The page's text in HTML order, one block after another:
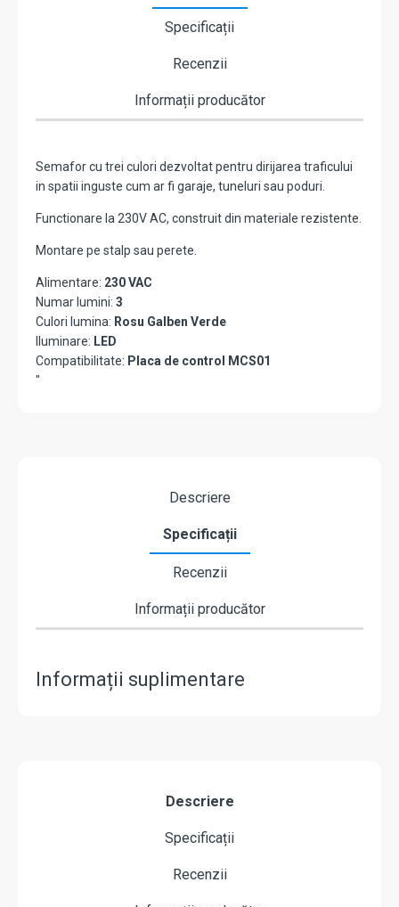
Specificații
Recenzii
Informații producător
Semafor cu trei culori dezvoltat pentru dirijarea traficului
in spatii inguste cum ar fi garaje, tuneluri sau poduri.
Functionare la 230V AC, construit din materiale rezistente.
Montare pe stalp sau perete.
Alimentare: 230 VAC
Numar lumini: 3
Culori lumina: Rosu Galben Verde
Iluminare: LED
Compatibilitate: Placa de control MCS01
"
Descriere
Specificații
Recenzii
Informații producător
Informații suplimentare
Descriere
Specificații
Recenzii